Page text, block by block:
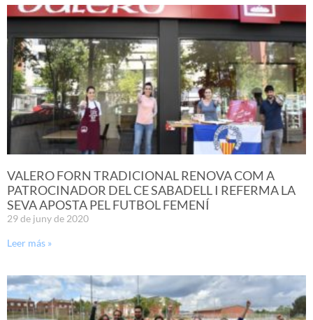
VALERO FORN TRADICIONAL RENOVA COM A
PATROCINADOR DEL CE SABADELL I REFERMA LA
SEVA APOSTA PEL FUTBOL FEMENÍ
29 de juny de 2020
Leer más »